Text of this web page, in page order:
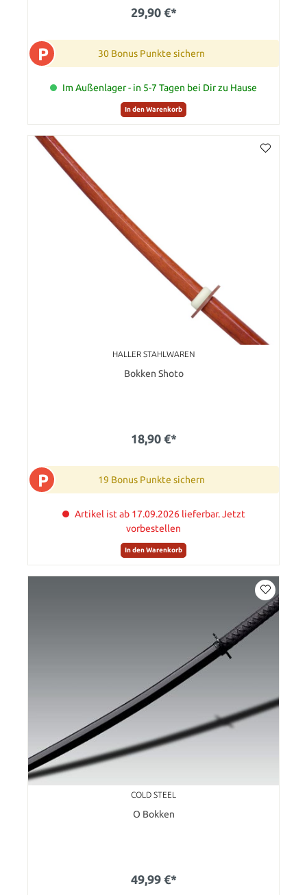
29,90 €*
P 30 Bonus Punkte sichern
Im Außenlager - in 5-7 Tagen bei Dir zu Hause
In den Warenkorb
HALLER STAHLWAREN
Bokken Shoto
18,90 €*
P 19 Bonus Punkte sichern
Artikel ist ab 17.09.2026 lieferbar. Jetzt
vorbestellen
In den Warenkorb
COLD STEEL
O Bokken
49,99 €*